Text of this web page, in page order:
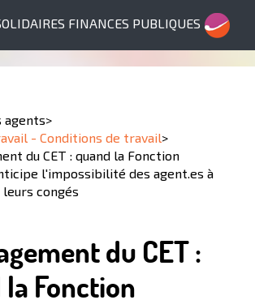
FINANCES PUBLIQUES
agents>
- Conditions de travail>
du CET : quand la Fonction
l'impossibilité des agent.es à
congés
du CET :
Fonction